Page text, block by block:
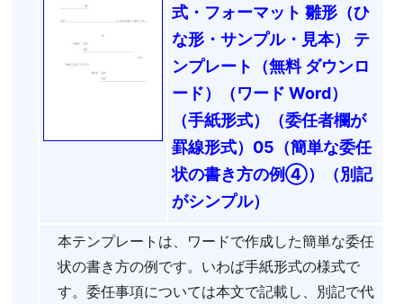
式・フォーマット 雛形（ひ
な形・サンプル・見本） テ
ンプレート（無料 ダウンロ
ード）（ワード Word）
（手紙形式）（委任者欄が
罫線形式）05（簡単な委任
状の書き方の例④）（別記
がシンプル）
本テンプレートは、ワードで作成した簡単な委任
状の書き方の例です。いわば手紙形式の様式で
す。委任事項については本文で記載し、別記で代